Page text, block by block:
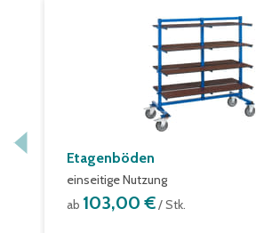
Etagenböden
einseitige Nutzung
ab 103,00 €/ Stk.